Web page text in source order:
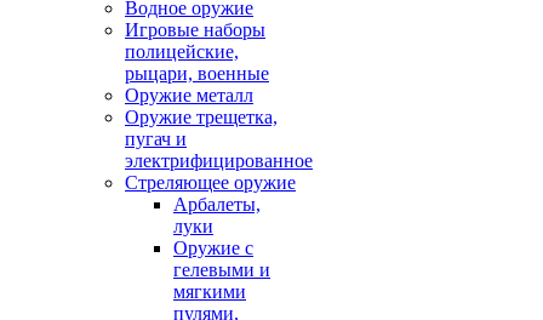
Водное оружие
Игровые наборы
полицейские,
рыцари, военные
Оружие металл
Оружие трещетка,
пугач и
электрифицированное
Стреляющее оружие
Арбалеты,
луки
Оружие с
гелевыми и
мягкими
пулями,